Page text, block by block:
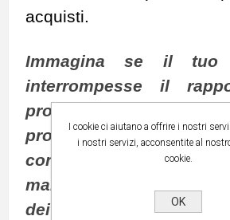
acquisti.
Immagina se il tuo
interrompesse il
produttore e tu volessi
proporre le
conosci: in che
manifestare che sei
dei tuoi clienti?
I cookie ci aiutano a offrire i nostri
i nostri servizi, acconsentite al
cookie.
OK